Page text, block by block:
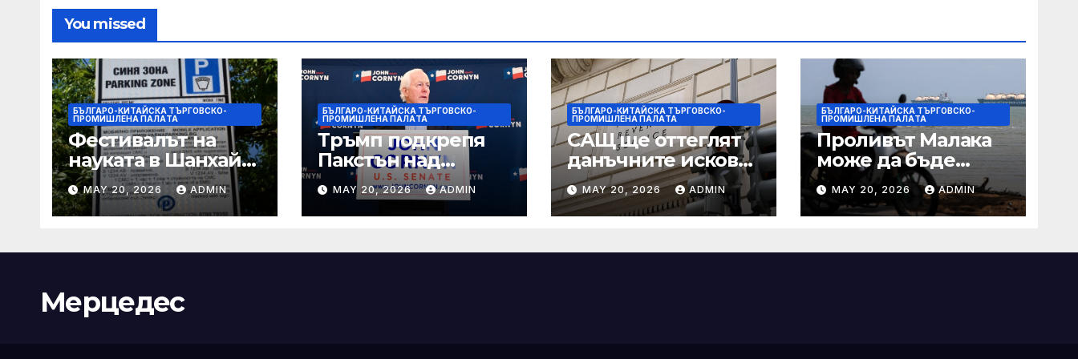
You missed
БЪЛГАРО-КИТАЙСКА ТЪРГОВСКО-
ПРОМИШЛЕНА ПАЛAТА
Фестивалът на
науката в Шанхай
2026 обещава
вълнуващи
научно-
иновации
MAY 20, 2026 ADMIN
БЪЛГАРО-КИТАЙСКА ТЪРГОВСКО-
ПРОМИШЛЕНА ПАЛAТА
Тръмп подкрепя
Пакстън над
Корнин за сенатор
от Тексас в
шокираща
MAY 20, 2026 ADMIN
БЪЛГАРО-КИТАЙСКА ТЪРГОВСКО-
ПРОМИШЛЕНА ПАЛAТА
САЩ ще оттеглят
данъчните искове
срещу Тръмп
„завинаги“ в
сделката за
MAY 20, 2026 ADMIN
БЪЛГАРО-КИТАЙСКА ТЪРГОВСКО-
ПРОМИШЛЕНА ПАЛAТА
Проливът Малака
може да бъде
следващата точка,
ако Азия не
внимава
MAY 20, 2026 ADMIN
Мерцедес